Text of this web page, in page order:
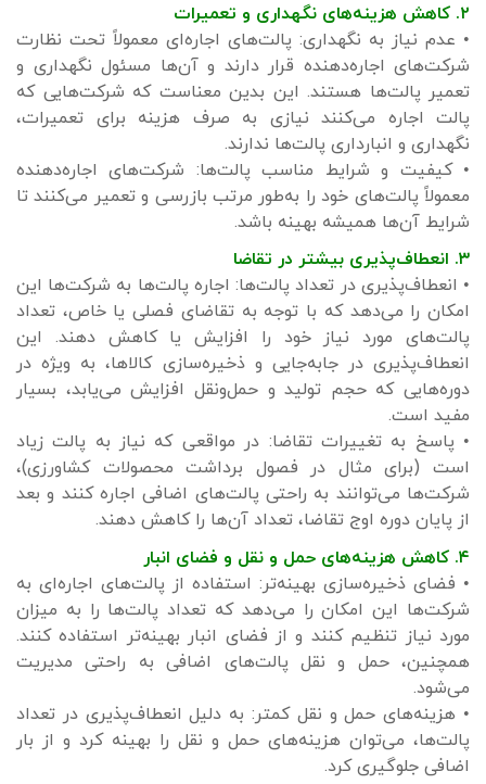
۲. کاهش هزینه‌های نگهداری و تعمیرات
• عدم نیاز به نگهداری: پالت‌های اجاره‌ای معمولاً تحت نظارت
شرکت‌های اجاره‌دهنده قرار دارند و آن‌ها مسئول نگهداری و
تعمیر پالت‌ها هستند. این بدین معناست که شرکت‌هایی که
پالت اجاره می‌کنند نیازی به صرف هزینه برای تعمیرات،
نگهداری و انبارداری پالت‌ها ندارند.
• کیفیت و شرایط مناسب پالت‌ها: شرکت‌های اجاره‌دهنده
معمولاً پالت‌های خود را به‌طور مرتب بازرسی و تعمیر می‌کنند تا
شرایط آن‌ها همیشه بهینه باشد.
۳. انعطاف‌پذیری بیشتر در تقاضا
• انعطاف‌پذیری در تعداد پالت‌ها: اجاره پالت‌ها به شرکت‌ها این
امکان را می‌دهد که با توجه به تقاضای فصلی یا خاص، تعداد
پالت‌های مورد نیاز خود را افزایش یا کاهش دهند. این
انعطاف‌پذیری در جابه‌جایی و ذخیره‌سازی کالاها، به ویژه در
دوره‌هایی که حجم تولید و حمل‌ونقل افزایش می‌یابد، بسیار
مفید است.
• پاسخ به تغییرات تقاضا: در مواقعی که نیاز به پالت زیاد
است (برای مثال در فصول برداشت محصولات کشاورزی)،
شرکت‌ها می‌توانند به راحتی پالت‌های اضافی اجاره کنند و بعد
از پایان دوره اوج تقاضا، تعداد آن‌ها را کاهش دهند.
۴. کاهش هزینه‌های حمل و نقل و فضای انبار
• فضای ذخیره‌سازی بهینه‌تر: استفاده از پالت‌های اجاره‌ای به
شرکت‌ها این امکان را می‌دهد که تعداد پالت‌ها را به میزان
مورد نیاز تنظیم کنند و از فضای انبار بهینه‌تر استفاده کنند.
همچنین، حمل و نقل پالت‌های اضافی به راحتی مدیریت
می‌شود.
• هزینه‌های حمل و نقل کمتر: به دلیل انعطاف‌پذیری در تعداد
پالت‌ها، می‌توان هزینه‌های حمل و نقل را بهینه کرد و از بار
اضافی جلوگیری کرد.